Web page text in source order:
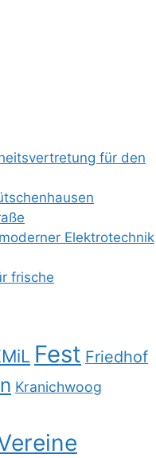
für den
Elektrotechnik
frische
Fest Friedhof
Kranichwoog